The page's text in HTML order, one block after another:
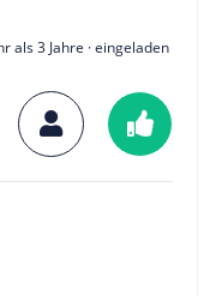
als 3 Jahre · eingeladen